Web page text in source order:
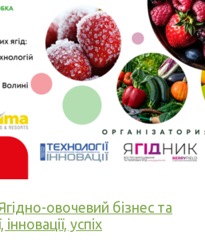
овочевий бізнес та
успіх